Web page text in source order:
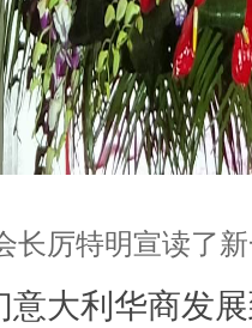
长厉特明宣读了
大利华商发展